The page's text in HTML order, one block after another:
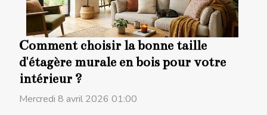
Comment choisir la bonne taille
d'étagère murale en bois pour votre
intérieur ?
Mercredi 8 avril 2026 01:00